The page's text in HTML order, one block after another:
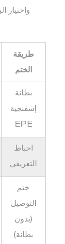
واختيار
طريقة
الختم
بطانة
إسفنجية
EPE
احباط
التعريفي
ختم
التوصيل
(بدون
بطانة)